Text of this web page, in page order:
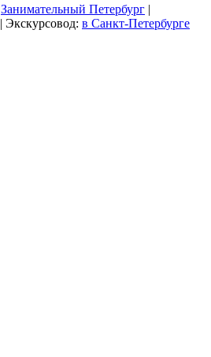
Занимательный Петербург |
| Экскурсовод: в Санкт-Петербурге